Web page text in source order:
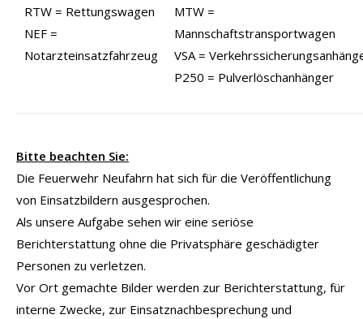
RTW = Rettungswagen
NEF =
Notarzteinsatzfahrzeug
MTW =
Mannschaftstransportwagen
VSA =
P250 = Pulverlöschanhänger
Bitte beachten Sie:
Die Feuerwehr Neufahrn hat sich für die Veröffentlichung
von Einsatzbildern ausgesprochen.
Als unsere Aufgabe sehen wir eine seriöse
Berichterstattung ohne die Privatsphäre geschädigter
Personen zu verletzen.
Vor Ort gemachte Bilder werden zur Berichterstattung, für
interne Zwecke, zur Einsatznachbesprechung und